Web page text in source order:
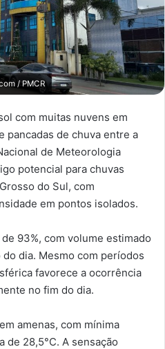
/ PMCR
com muitas nuvens em
pancadas de chuva entre a
de Meteorologia
potencial para chuvas
do Sul, com
em pontos isolados.
93%, com volume estimado
dia. Mesmo com períodos
favorece a ocorrência
no fim do dia.
amenas, com mínima
de 28,5°C. A sensação